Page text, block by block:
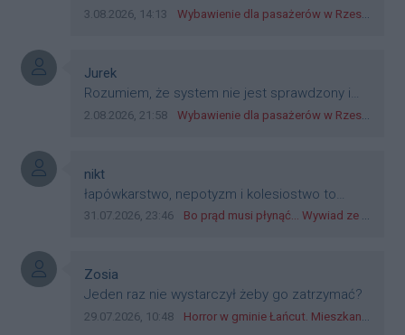
wszystkich? Bo banknoty emitowane przez
plastik czy inne bliki. Zakrawa na
dyskryminację.
Data dodania komentarza:
3.08.2026, 14:13 Źródło komentarza:
Wybawienie dla pasażerów w Rzeszowie? W mieście ruszyły testy nowego rozwiązania
Autor komentarza:
Jurek
Treść komentarza:
Rozumiem, że system nie jest sprawdzony i
przetestowany. Wybieram się z mim młodym
przejazdów dadzą radę. Albo ogarną, jak to
teraz młode ludzie mówią.
Data dodania komentarza:
2.08.2026, 21:58 Źródło komentarza:
Wybawienie dla pasażerów w Rzeszowie? W mieście ruszyły testy nowego rozwiązania
Autor komentarza:
nikt
Treść komentarza:
łapówkarstwo, nepotyzm i kolesiostwo to
norma w pge dystrybucja rzeszów, takie ***e
zagorzali pisowcy
Data dodania komentarza:
31.07.2026, 23:46 Źródło komentarza:
Bo prąd musi płynąć... Wywiad ze Zbigniewem Możdżeniem - Dyrektorem Generalnym Oddziału PGE Dystrybucja w Rzeszowie
Autor komentarza:
Zosia
Treść komentarza:
Jeden raz nie wystarczył żeby go zatrzymać?
Data dodania komentarza:
29.07.2026, 10:48 Źródło komentarza:
Horror w gminie Łańcut. Mieszkaniec Rzeszowa terroryzował rodzinę nożem i zaatakował policjantów! [VIDEO]